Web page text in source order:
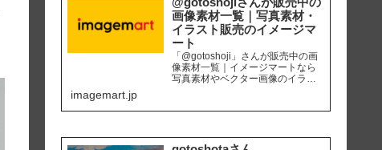
@gotoshojiさんが販売中の
画像素材一覧｜写真素材・
イラスト販売のイメージマ
ート
「@gotoshoji」さんが販売中の画
像素材一覧｜イメージマートなら
写真素材やベクター画像のイラス
購入可能です。個人、商用を問わ
イヤリティフリー画像を、広報、
販促、社内資料作り、サイト運営
imagemart.jp